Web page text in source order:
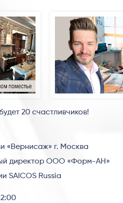
20 счастливчиков!
«Вернисаж» г. Москва
директор ООО «Форм-АН»
SAICOS Russia